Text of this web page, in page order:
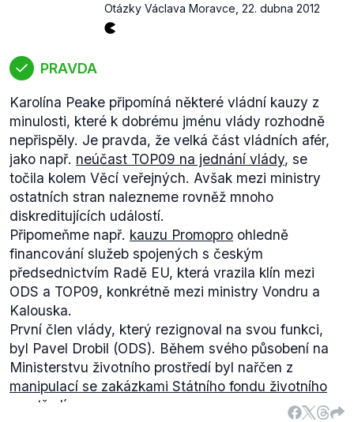
Otázky Václava Moravce 22. dubna 2012
PRAVDA
Karolína Peake připomíná některé vládní kauzy z
minulosti, které k dobrému jménu vlády rozhodně
nepřispěly. Je pravda, že velká část vládních afér,
jako např. neúčast TOP09 na jednání vlády, se
točila kolem Věcí veřejných. Avšak mezi ministry
ostatních stran nalezneme rovněž mnoho
diskreditujících událostí.
Připomeňme např. kauzu Promopro ohledně
financování služeb spojených s českým
předsednictvím Radě EU, která vrazila klín mezi
ODS a TOP09, konkrétně mezi ministry Vondru a
Kalouska.
První člen vlády, který rezignoval na svou funkci,
byl Pavel Drobil (ODS). Během svého působení na
Ministerstvu životního prostředí byl nařčen z
manipulací se zakázkami Státního fondu životního
prostředí